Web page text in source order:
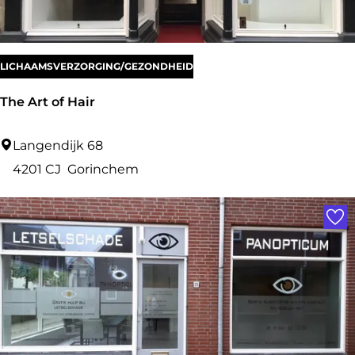
S
e
v
The Art of Hair
T
A
r
t
o
Langendijk 68
4201 CJ Gorinchem
LICHAAMSVERZORGING/GEZONDHEID